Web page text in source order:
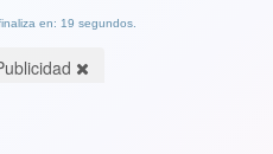
en: 19 segundos.